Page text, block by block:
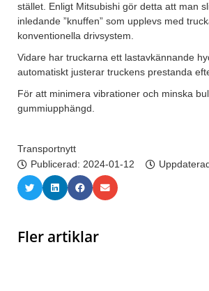
stället. Enligt Mitsubishi gör detta att man
inledande ”knuffen” som upplevs med
konventionella drivsystem.
Vidare har truckarna ett lastavkännande
automatiskt justerar truckens prestanda
För att minimera vibrationer och minska
gummiupphängd.
Transportnytt
Publicerad: 2024-01-12
Fler artiklar